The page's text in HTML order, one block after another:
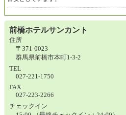
前橋ホテルサンカント
住所
〒371-0023
群馬県前橋市本町1-3-2
TEL
027-221-1750
FAX
027-223-2266
チェックイン